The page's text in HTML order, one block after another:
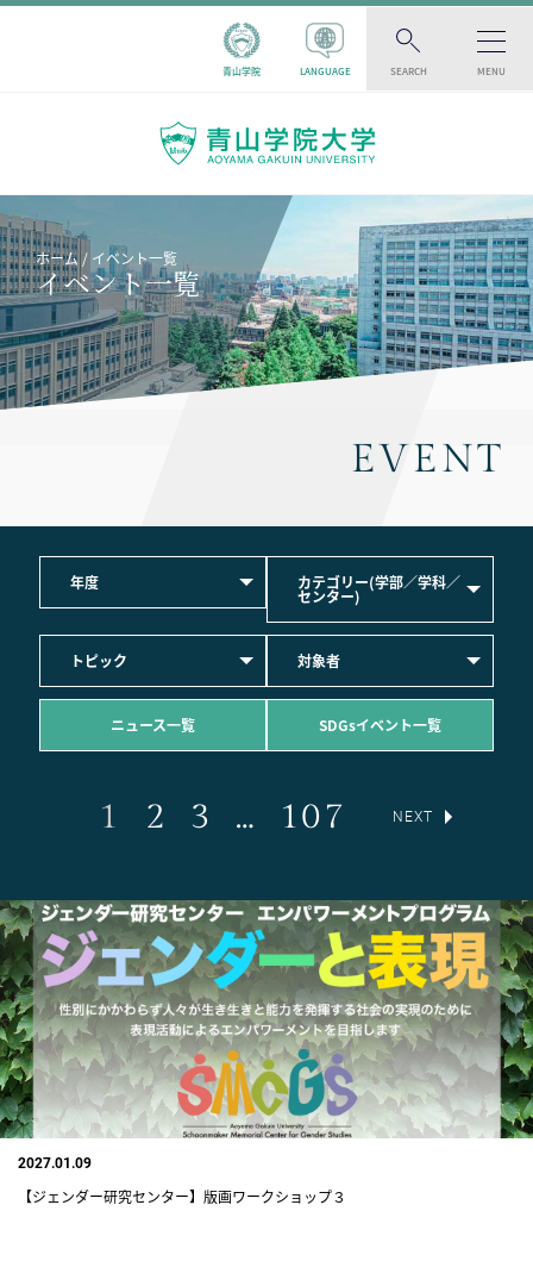
青山学院 LANGUAGE SEARCH MENU
ホーム イベント一覧
イベント一覧
EVENT
年度 カテゴリー(学部／学科／
センター)
トピック 対象者
ニュース一覧 SDGsイベント一覧
1 2 3 … 107 NEXT
2027.01.09
【ジェンダー研究センター】版画ワークショップ３